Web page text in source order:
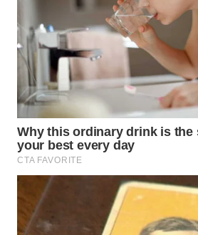
BORNEO
Wahana
Media
Group
WAHANA
NEWS
WAHANA
TANI
WAHANA